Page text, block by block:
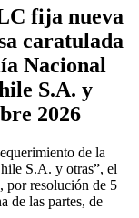
fija nueva
caratulada
Nacional
S.A. y
2026
de la
S.A. y otras”, el
por resolución de 5
de las partes, de